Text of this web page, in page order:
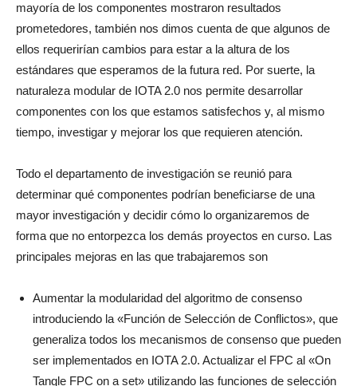
mayoría de los componentes mostraron resultados
prometedores, también nos dimos cuenta de que algunos de
ellos requerirían cambios para estar a la altura de los
estándares que esperamos de la futura red. Por suerte, la
naturaleza modular de IOTA 2.0 nos permite desarrollar
componentes con los que estamos satisfechos y, al mismo
tiempo, investigar y mejorar los que requieren atención.
Todo el departamento de investigación se reunió para
determinar qué componentes podrían beneficiarse de una
mayor investigación y decidir cómo lo organizaremos de
forma que no entorpezca los demás proyectos en curso. Las
principales mejoras en las que trabajaremos son
Aumentar la modularidad del algoritmo de consenso
introduciendo la «Función de Selección de Conflictos», que
generaliza todos los mecanismos de consenso que pueden
ser implementados en IOTA 2.0. Actualizar el FPC al «On
Tangle FPC on a set» utilizando las funciones de selección